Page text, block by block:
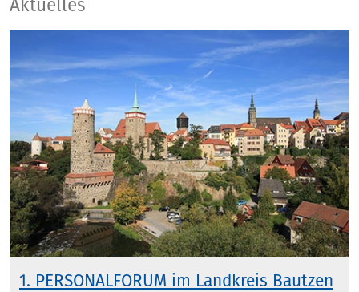
Aktuelles
1. PERSONALFORUM im Landkreis Bautzen